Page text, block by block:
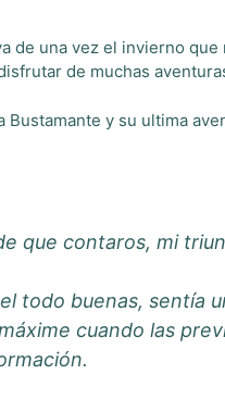
de una vez el invierno
de muchas
y su ultima
que contaros, mi
todo buenas,
cuando las